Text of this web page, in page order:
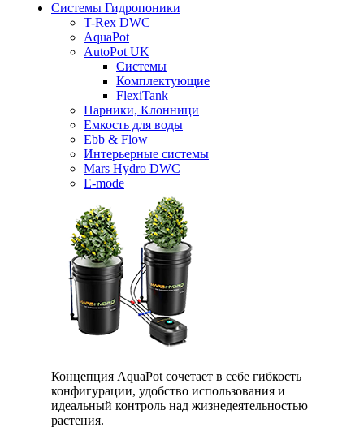
Системы Гидропоники
T-Rex DWC
AquaPot
AutoPot UK
Системы
Комплектующие
FlexiTank
Парники, Клонници
Емкость для воды
Ebb & Flow
Интерьерные системы
Mars Hydro DWC
E-mode
Концепция AquaPot сочетает в себе гибкость
конфигурации, удобство использования и
идеальный контроль над жизнедеятельностью
растения.